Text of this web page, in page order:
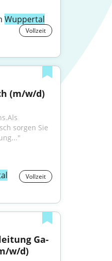
Wuppertal
Vollzeit
(m/w/d)
sorgen Sie
Vollzeit
Ga-
w/d)